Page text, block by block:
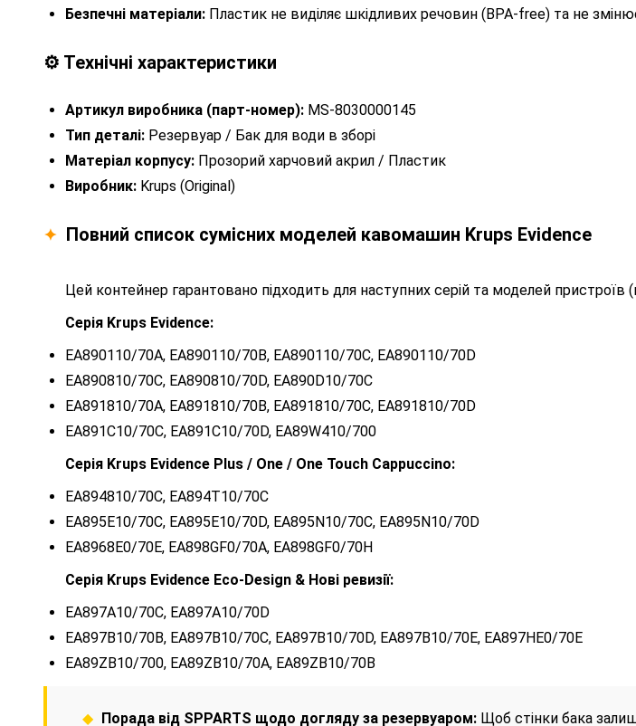
Безпечні матеріали: Пластик не виділяє шкідливих речовин (BPA-free) та не
⚙️ Технічні характеристики
Артикул виробника (парт-номер): MS-8030000145
Тип деталі: Резервуар / Бак для води в зборі
Матеріал корпусу: Прозорий харчовий акрил / Пластик
Виробник: Krups (Original)
✦ Повний список сумісних моделей кавомашин Krups Evidence
Цей контейнер гарантовано підходить для наступних серій та моделей
Серія Krups Evidence:
EA890110/70A, EA890110/70B, EA890110/70C, EA890110/70D
EA890810/70C, EA890810/70D, EA890D10/70C
EA891810/70A, EA891810/70B, EA891810/70C, EA891810/70D
EA891C10/70C, EA891C10/70D, EA89W410/700
Серія Krups Evidence Plus / One / One Touch Cappuccino:
EA894810/70C, EA894T10/70C
EA895E10/70C, EA895E10/70D, EA895N10/70C, EA895N10/70D
EA8968E0/70E, EA898GF0/70A, EA898GF0/70H
Серія Krups Evidence Eco-Design & Нові ревизії:
EA897A10/70C, EA897A10/70D
EA897B10/70B, EA897B10/70C, EA897B10/70D, EA897B10/70E, EA897HE0/70E
EA89ZB10/700, EA89ZB10/70A, EA89ZB10/70B
◆ Порада від SPPARTS щодо догляду за резервуаром: Щоб стінки бака